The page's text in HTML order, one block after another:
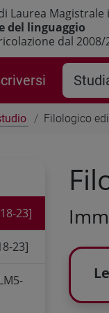
Laurea Magistrale
del linguaggio
dal 2008/
Filologico
23]
23]